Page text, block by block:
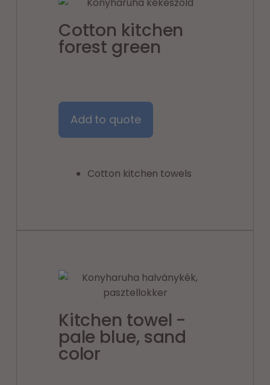
Cotton kitchen
forest green
Add to quote
Cotton kitchen towels
Kitchen towel -
pale blue, sand
color